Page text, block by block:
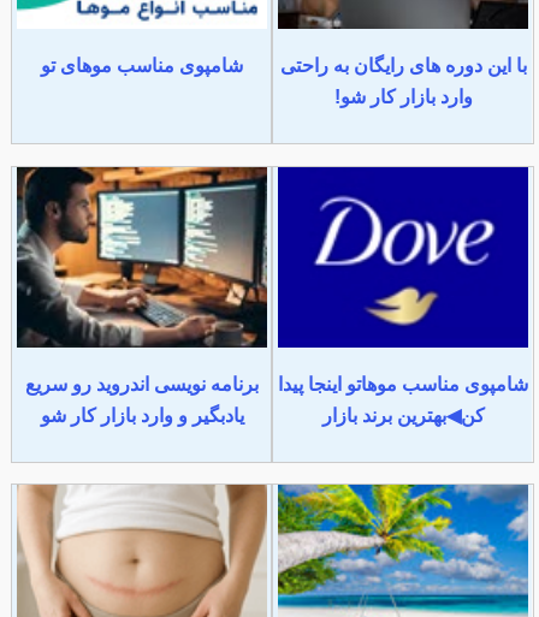
با این دوره های رایگان به راحتی
وارد بازار کار شو!
شامپوی مناسب موهای تو
شامپوی مناسب موهاتو اینجا پیدا
کن◀بهترین برند بازار
برنامه نویسی اندروید رو سریع
یادبگیر و وارد بازار کار شو